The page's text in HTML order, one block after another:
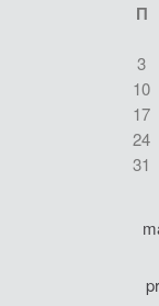
П
3
10
17
24
31